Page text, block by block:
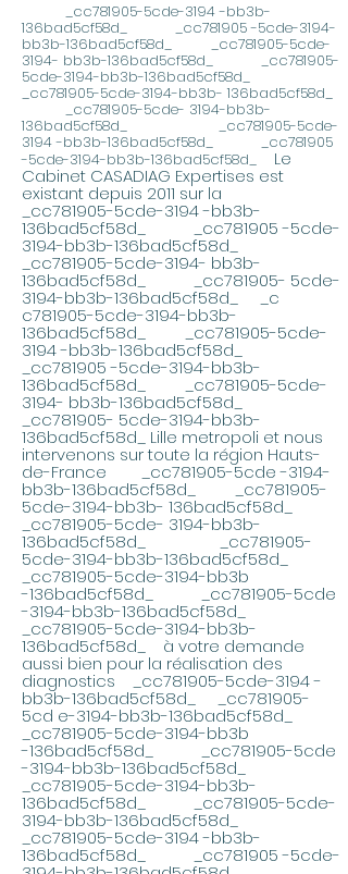
_cc781905-5cde-3194 -bb3b-
136bad5cf58d_ _cc781905 -5cde-3194-
bb3b-136bad5cf58d_ _cc781905-5cde-
3194- bb3b-136bad5cf58d_ _cc781905-
5cde-3194-bb3b-136bad5cf58d_
_cc781905-5cde-3194-bb3b- 136bad5cf58d_
_cc781905-5cde- 3194-bb3b-
136bad5cf58d_ _cc781905-5cde-
3194 -bb3b-136bad5cf58d_ _cc781905
-5cde-3194-bb3b-136bad5cf58d_ Le
Cabinet CASADIAG Expertises est
existant depuis 2011 sur la
_cc781905-5cde-3194 -bb3b-
136bad5cf58d_ _cc781905 -5cde-
3194-bb3b-136bad5cf58d_
_cc781905-5cde-3194- bb3b-
136bad5cf58d_ _cc781905- 5cde-
3194-bb3b-136bad5cf58d_ _c
c781905-5cde-3194-bb3b-
136bad5cf58d_ _cc781905-5cde-
3194 -bb3b-136bad5cf58d_
_cc781905 -5cde-3194-bb3b-
136bad5cf58d_ _cc781905-5cde-
3194- bb3b-136bad5cf58d_
_cc781905- 5cde-3194-bb3b-
136bad5cf58d_ Lille metropoli et nous
intervenons sur toute la région Hauts-
de-France _cc781905-5cde -3194-
bb3b-136bad5cf58d_ _cc781905-
5cde-3194-bb3b- 136bad5cf58d_
_cc781905-5cde- 3194-bb3b-
136bad5cf58d_ _cc781905-
5cde-3194-bb3b-136bad5cf58d_
_cc781905-5cde-3194-bb3b
-136bad5cf58d_ _cc781905-5cde
-3194-bb3b-136bad5cf58d_
_cc781905-5cde-3194-bb3b-
136bad5cf58d_ à votre demande
aussi bien pour la réalisation des
diagnostics _cc781905-5cde-3194 -
bb3b-136bad5cf58d_ _cc781905-
5cd e-3194-bb3b-136bad5cf58d_
_cc781905-5cde-3194-bb3b
-136bad5cf58d_ _cc781905-5cde
-3194-bb3b-136bad5cf58d_
_cc781905-5cde-3194-bb3b-
136bad5cf58d_ _cc781905-5cde-
3194-bb3b-136bad5cf58d_
_cc781905-5cde-3194 -bb3b-
136bad5cf58d_ _cc781905 -5cde-